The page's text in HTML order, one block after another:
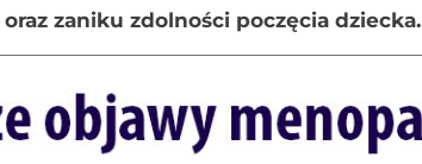
oraz zaniku zdolności poczęcia dziecka.